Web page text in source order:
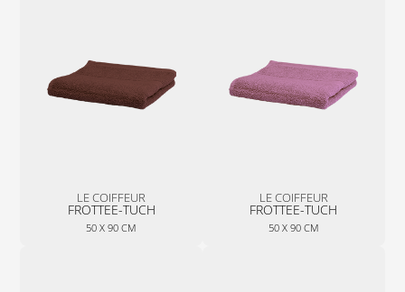
LE COIFFEUR
FROTTEE-TUCH
50 X 90 CM
LE COIFFEUR
FROTTEE-TUCH
50 X 90 CM